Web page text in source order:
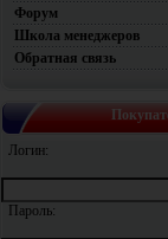
Форум
Школа менеджеров
Обратная связь
Логин:
Пароль: